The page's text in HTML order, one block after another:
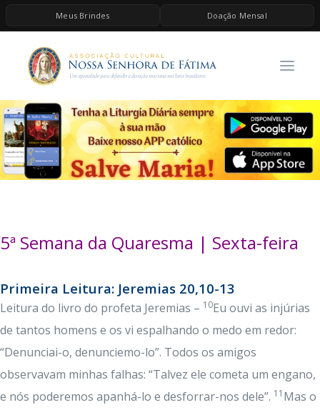
Meus Brindes Doação Mensal
HOME
A ASSOCIAÇÃO
CONTEÚDOS DE MARIA
ESPIRITUALIDADE
AS MELHORES MÚSICAS CATÓLICAS
BRINDES
5ª Semana da Quaresma | Sexta-feira
Primeira Leitura: Jeremias 20,10-13
Leitura do livro do profeta Jeremias – 10Eu ouvi as injúrias
de tantos homens e os vi espalhando o medo em redor:
“Denunciai-o, denunciemo-lo”. Todos os amigos
observavam minhas falhas: “Talvez ele cometa um engano,
e nós poderemos apanhá-lo e desforrar-nos dele”. 11 Mas o